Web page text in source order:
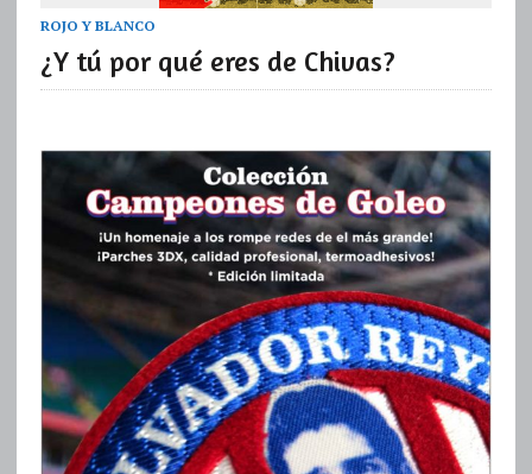
ROJO Y BLANCO
¿Y tú por qué eres de Chivas?